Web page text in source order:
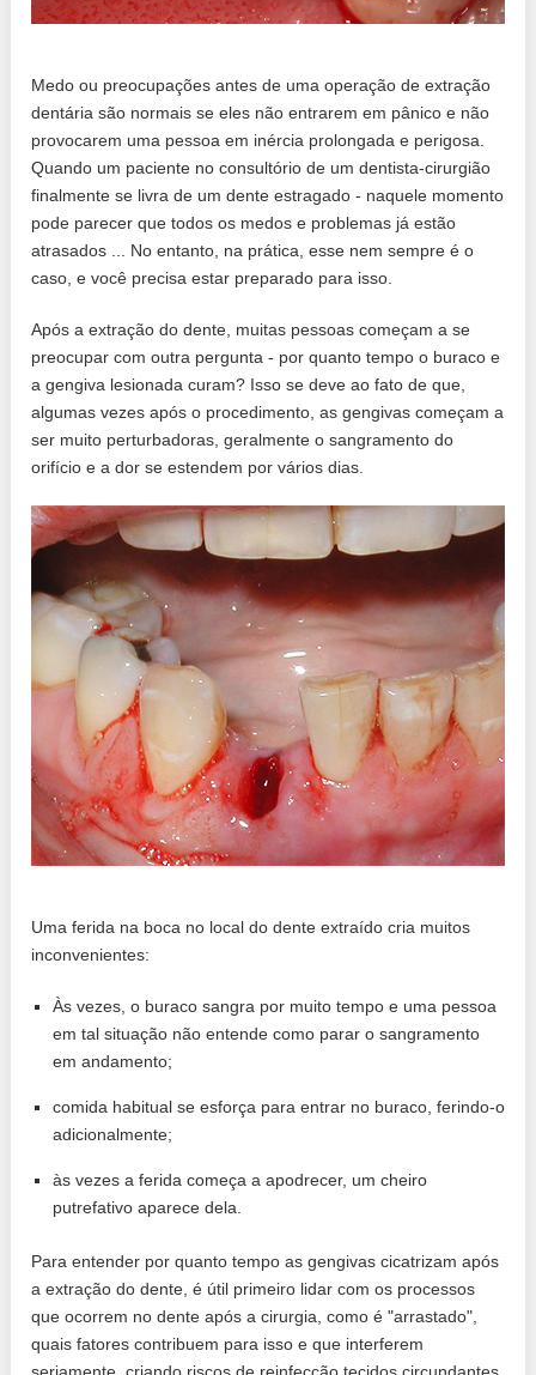
Medo ou preocupações antes de uma operação de extração
dentária são normais se eles não entrarem em pânico e não
provocarem uma pessoa em inércia prolongada e perigosa.
Quando um paciente no consultório de um dentista-cirurgião
finalmente se livra de um dente estragado - naquele momento
pode parecer que todos os medos e problemas já estão
atrasados ​​... No entanto, na prática, esse nem sempre é o
caso, e você precisa estar preparado para isso.
Após a extração do dente, muitas pessoas começam a se
preocupar com outra pergunta - por quanto tempo o buraco e
a gengiva lesionada curam? Isso se deve ao fato de que,
algumas vezes após o procedimento, as gengivas começam a
ser muito perturbadoras, geralmente o sangramento do
orifício e a dor se estendem por vários dias.
Uma ferida na boca no local do dente extraído cria muitos
inconvenientes:
Às vezes, o buraco sangra por muito tempo e uma pessoa
em tal situação não entende como parar o sangramento
em andamento;
comida habitual se esforça para entrar no buraco, ferindo-o
adicionalmente;
às vezes a ferida começa a apodrecer, um cheiro
putrefativo aparece dela.
Para entender por quanto tempo as gengivas cicatrizam após
a extração do dente, é útil primeiro lidar com os processos
que ocorrem no dente após a cirurgia, como é "arrastado",
quais fatores contribuem para isso e que interferem